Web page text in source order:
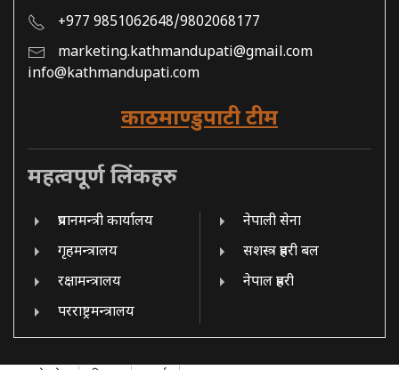
+977 9851062648/9802068177
marketing.kathmandupati@gmail.com
info@kathmandupati.com
काठमाण्डुपाटी टीम
महत्वपूर्ण लिंकहरु
प्रधानमन्त्री कार्यालय
गृहमन्त्रालय
रक्षामन्त्रालय
परराष्ट्रमन्त्रालय
नेपाली सेना
सशस्त्र प्रहरी बल
नेपाल प्रहरी